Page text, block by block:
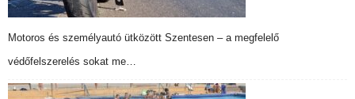
Motoros és személyautó ütközött Szentesen – a megfelelő
védőfelszerelés sokat me…